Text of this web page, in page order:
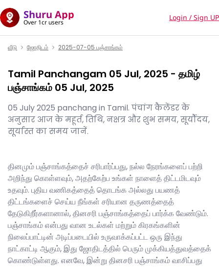
Shuru App
Over 1cr users
Login / Sign UP
வீடு ஜோதிடம் 2025-07-05 பஞ்சாங்கம்
Tamil Panchangam 05 Jul, 2025 - தமிழ்
பஞ்சாங்கம் 05 Jul, 2025
05 July 2025 panchang in Tamil. पंचांग कैलेंडर के
अनुसार आज के महूर्त, तिथि, नक्षत्र और शुभ समय, सूर्यौदय,
सूर्यास्त का समय जानें.
தினமும் பஞ்சாங்கத்தைச் சரிபார்ப்பது, நல்ல நேரங்களைப் பற்றி
அறிந்து கொள்ளவும், அதற்கேற்ப உங்கள் நாளைத் திட்டமிடவும்
உதவும். புதிய வணிகத்தைத் தொடங்க அல்லது பயணத்
திட்டங்களைச் செய்ய நீங்கள் சரியான தருணத்தைத்
தேடுகிறீர்களானால், தினசரி பஞ்சாங்கத்தைப் பார்க்க வேண்டும்.
பஞ்சாங்கம் என்பது வான உடல்கள் மற்றும் கிரகங்களின்
நிலைப்பாட்டின் அடிப்படையில் உருவாக்கப்பட்ட ஒரு இந்து
நாட்காட்டி ஆகும், இது ஜோதிடத்தில் பெரும் முக்கியத்துவத்தைக்
கொண்டுள்ளது. எனவே, இன்று தினசரி பஞ்சாங்கம் வாசிப்பது